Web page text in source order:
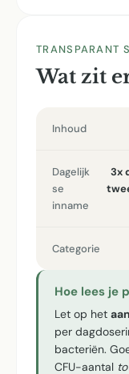
TRANSPARANT
Wat zit
Inhoud
Dagelijk
se
inname
3x
Categorie
Hoe lees je
Let op het
per
bacteriën.
CFU-aantal